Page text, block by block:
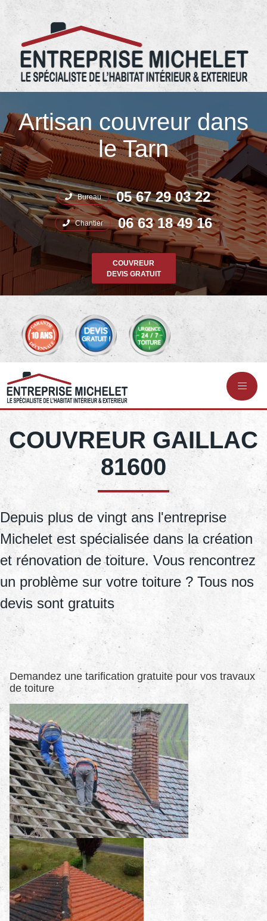
05.67.29.03.22 Entreprise Michelet
Artisan couvreur dans
le Tarn
Bureau 05 67 29 03 22
Chantier 06 63 18 49 16
COUVREUR
DEVIS GRATUIT
COUVREUR GAILLAC
81600
Depuis plus de vingt ans l'entreprise
Michelet est spécialisée dans la création
et rénovation de toiture. Vous rencontrez
un problème sur votre toiture ? Tous nos
devis sont gratuits
Demandez une tarification gratuite pour vos travaux
de toiture